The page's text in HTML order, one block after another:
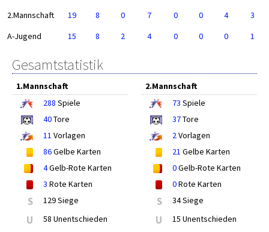
2.Mannschaft
19 8 0 7 0 0 4
3
A-Jugend
15 8 2 4 0 0 0 1
Gesamtstatistik
1.Mannschaft
288 Spiele
40Tore
11 Vorlagen
86Gelbe Karten
4Gelb-Rote Karten
3 Rote Karten
S 129 Siege
U 58 Unentschieden
2.Mannschaft
73 Spiele
37Tore
2Vorlagen
21 Gelbe Karten
0Gelb-Rote Karten
0Rote Karten
S 34 Siege
U 15 Unentschieden